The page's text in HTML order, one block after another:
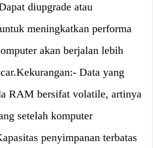
diupgrade atau
meningkatkan performa
akan berjalan lebih
Data yang
RAM bersifat volatile, artinya
setelah komputer
penyimpanan terbatas